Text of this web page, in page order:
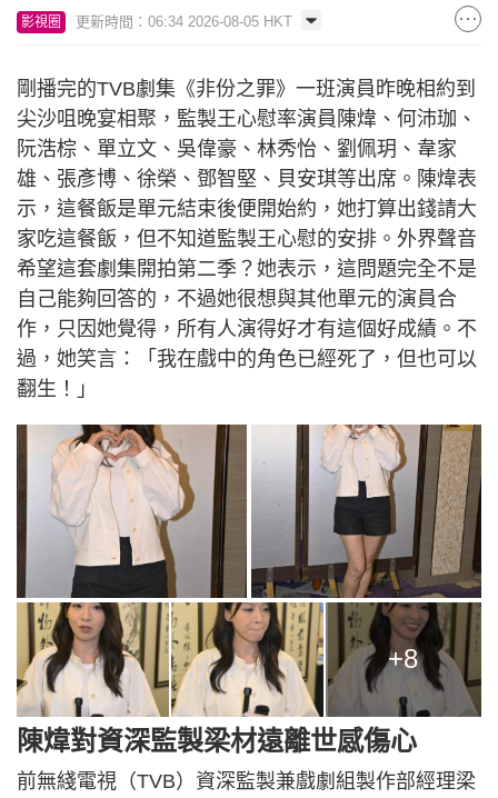
影視圈 更新時間：06:34 2026-08-05 HKT
剛播完的TVB劇集《非份之罪》一班演員昨晚相約到
尖沙咀晚宴相聚，監製王心慰率演員陳煒、何沛珈、
阮浩棕、單立文、吳偉豪、林秀怡、劉佩玥、韋家
雄、張彥博、徐榮、鄧智堅、貝安琪等出席。陳煒表
示，這餐飯是單元結束後便開始約，她打算出錢請大
家吃這餐飯，但不知道監製王心慰的安排。外界聲音
希望這套劇集開拍第二季？她表示，這問題完全不是
自己能夠回答的，不過她很想與其他單元的演員合
作，只因她覺得，所有人演得好才有這個好成績。不
過，她笑言：「我在戲中的角色已經死了，但也可以
翻生！」
+8
陳煒對資深監製梁材遠離世感傷心
前無綫電視（TVB）資深監製兼戲劇組製作部經理梁